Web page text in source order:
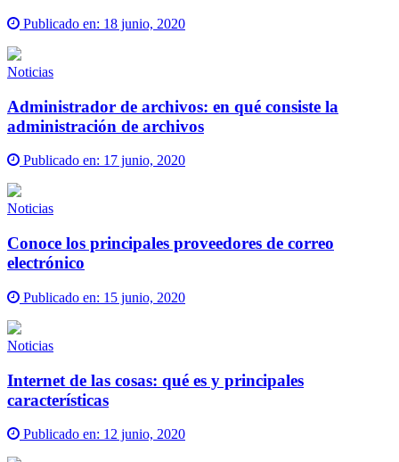
Publicado en: 18 junio, 2020
Noticias
Administrador de archivos: en qué consiste la
administración de archivos
Publicado en: 17 junio, 2020
Noticias
Conoce los principales proveedores de correo
electrónico
Publicado en: 15 junio, 2020
Noticias
Internet de las cosas: qué es y principales
características
Publicado en: 12 junio, 2020